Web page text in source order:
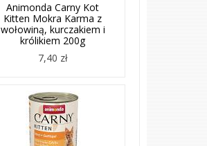
Animonda Carny Kot
Kitten Mokra Karma z
wołowiną, kurczakiem i
królikiem 200g
7,40 zł